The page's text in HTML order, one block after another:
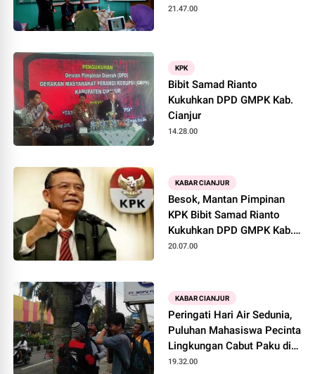
21.47.00
KPK
Bibit Samad Rianto
Kukuhkan DPD GMPK Kab.
Cianjur
14.28.00
KABAR CIANJUR
Besok, Mantan Pimpinan
KPK Bibit Samad Rianto
Kukuhkan DPD GMPK Kab.
Cianjur
20.07.00
KABAR CIANJUR
Peringati Hari Air Sedunia,
Puluhan Mahasiswa Pecinta
Lingkungan Cabut Paku di
Pohon
19.32.00